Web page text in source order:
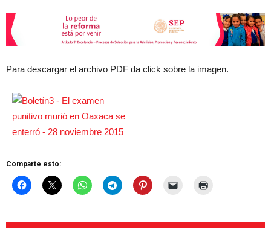
XXII
Para descargar el archivo PDF da click sobre la imagen.
Comparte esto: